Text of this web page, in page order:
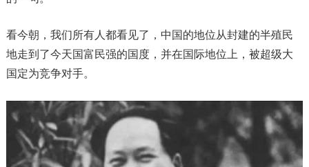
看今朝，我们所有人都看见了，中国的地位从封建的半殖民
地走到了今天国富民强的国度，并在国际地位上，被超级大
国定为竞争对手。